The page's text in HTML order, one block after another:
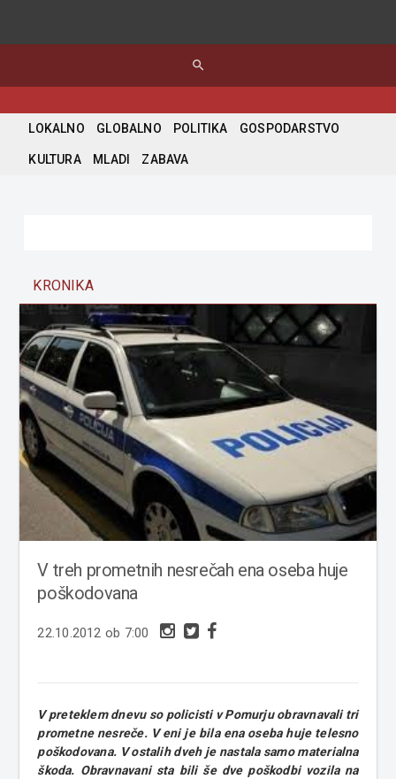
search
LOKALNO GLOBALNO POLITIKA GOSPODARSTVO
KULTURA MLADI ZABAVA
KRONIKA
V treh prometnih nesrečah ena oseba huje
poškodovana
22.10.2012 ob 7:00
V preteklem dnevu so policisti v Pomurju obravnavali tri
prometne nesreče. V eni je bila ena oseba huje telesno
poškodovana. V ostalih dveh je nastala samo materialna
škoda. Obravnavani sta bili še dve poškodbi vozila na